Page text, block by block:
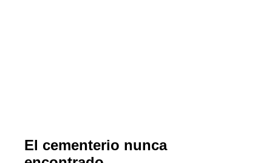
El cementerio nunca